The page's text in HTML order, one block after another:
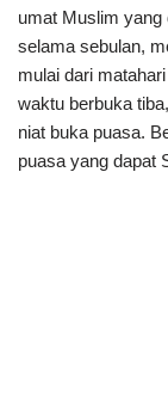
umat Muslim yang
selama sebulan,
mulai dari
waktu berbuka
niat buka puasa.
puasa yang dapat